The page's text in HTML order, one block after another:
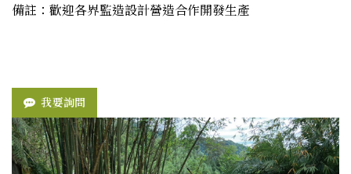
備註：歡迎各界監造設計營造合作開發生產
我要詢問